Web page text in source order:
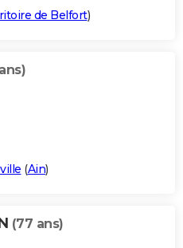
de Belfort)
(Ain)
(77 ans)